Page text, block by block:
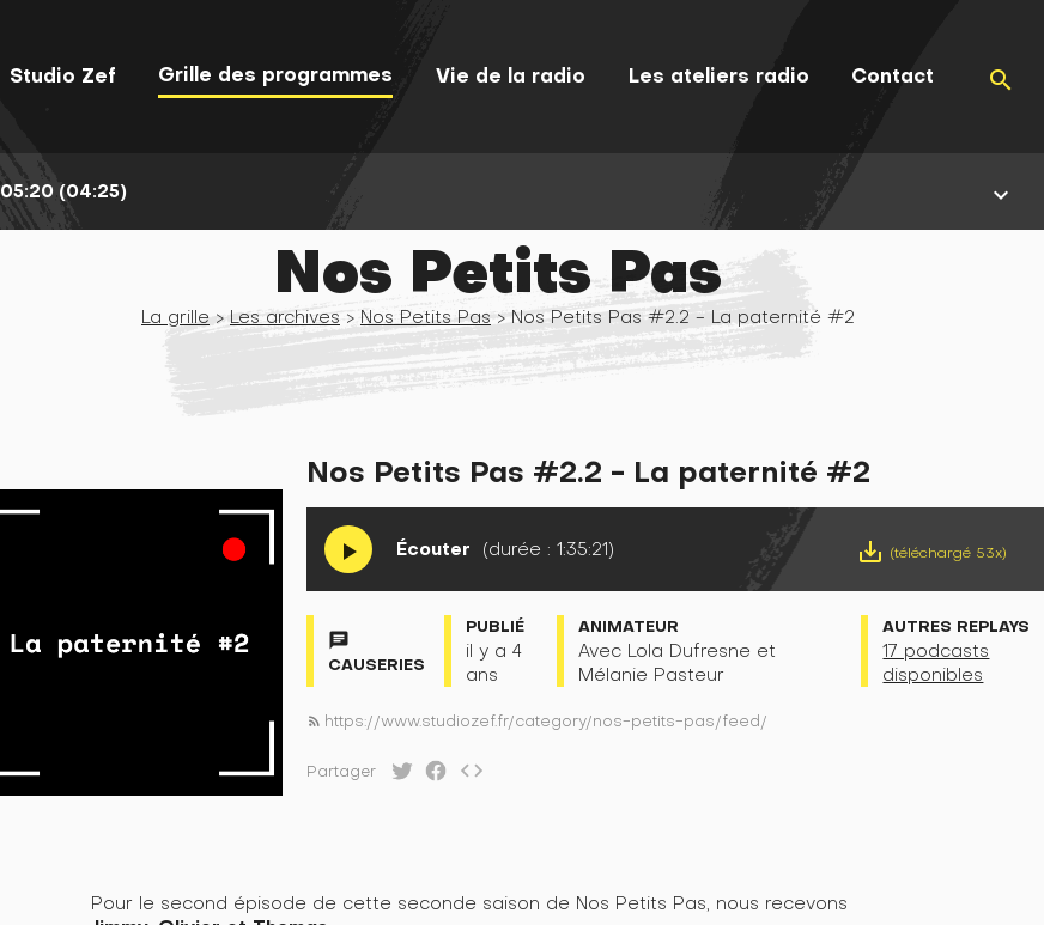
Studio Zef Grille des programmes Vie de la radio Les ateliers radio Contact search
05:20 (04:25) keyboard_arrow_down
Nos Petits Pas
La grille > Les archives > Nos Petits Pas > Nos Petits Pas #2.2 - La paternité #2
Nos Petits Pas #2.2 - La paternité #2
play_arrow Écouter (durée : 1:35:21) save_alt (téléchargé 53x)
chat
CAUSERIES
PUBLIÉ
il y a 4
ans
ANIMATEUR
Avec Lola Dufresne et
Mélanie Pasteur
AUTRES REPLAYS
17 podcasts
disponibles
rss_feed https://www.studiozef.fr/category/nos-petits-pas/feed/
Partager code
Pour le second épisode de cette seconde saison de Nos Petits Pas, nous recevons